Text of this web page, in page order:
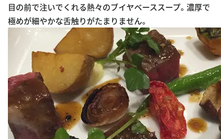
目の前で注いでくれる熱々のブイヤベーススープ。濃厚で
極めが細やかな舌触りがたまりません。